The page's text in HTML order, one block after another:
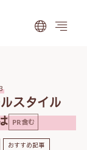
スタイル
PR含む
おすすめ記事